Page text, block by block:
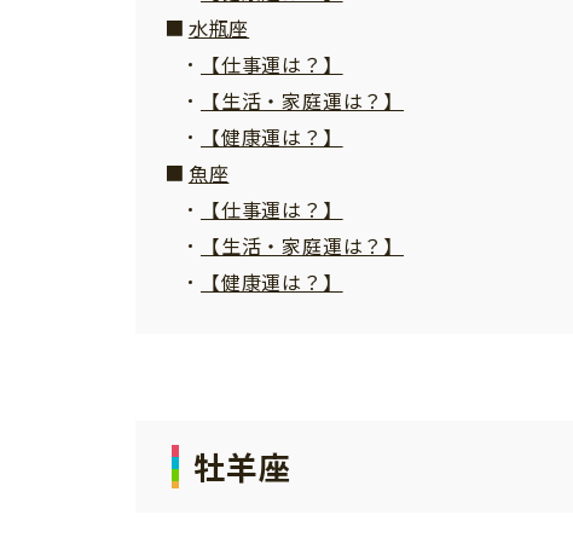
水瓶座
【仕事運は？】
【生活・家庭運は？】
【健康運は？】
魚座
【仕事運は？】
【生活・家庭運は？】
【健康運は？】
牡羊座